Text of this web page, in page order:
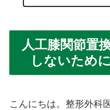
人工膝関節置
しないため
こんにちは。整形外科